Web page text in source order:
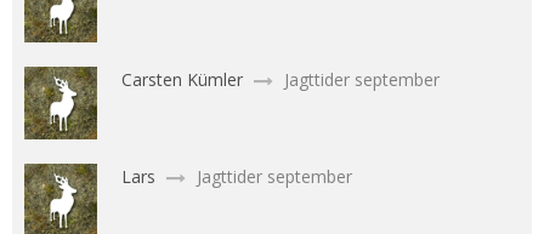
Carsten Kümler Jagttider september
Lars Jagttider september